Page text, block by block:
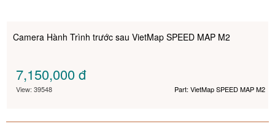
Camera Hành Trình trước sau VietMap SPEED MAP M2
7,150,000đ
View: 39548 Part: VietMap SPEED MAP M2